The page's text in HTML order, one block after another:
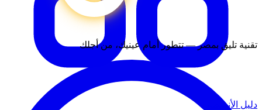
تقنية تليق بمصر — تتطور أمام عينيك، من أجلك
دليل الأنشطة